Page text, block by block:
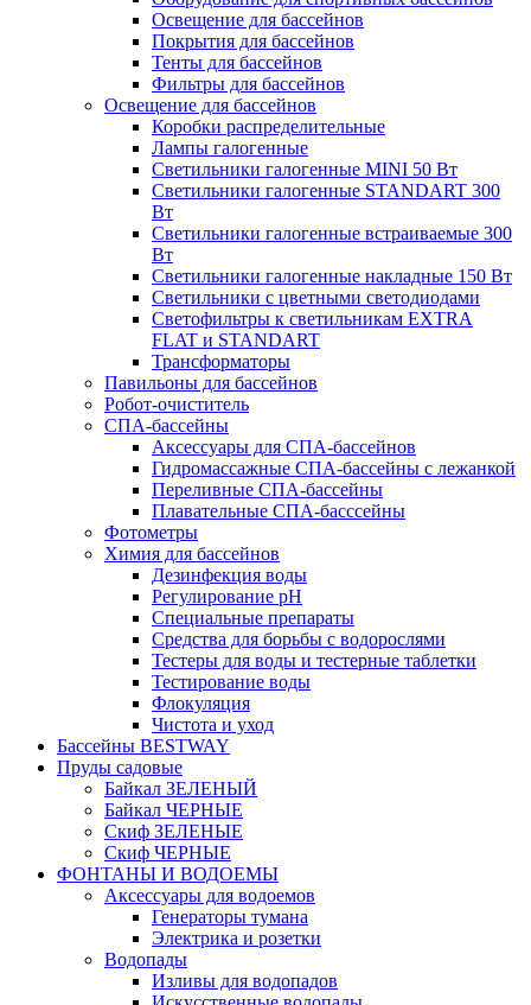
Освещение для бассейнов
Покрытия для бассейнов
Тенты для бассейнов
Фильтры для бассейнов
Освещение для бассейнов
Коробки распределительные
Лампы галогенные
Светильники галогенные MINI 50 Вт
Светильники галогенные STANDART 300
Вт
Светильники галогенные встраиваемые 300
Вт
Светильники галогенные накладные 150 Вт
Светильники с цветными светодиодами
Светофильтры к светильникам EXTRA
FLAT и STANDART
Трансформаторы
Павильоны для бассейнов
Робот-очиститель
СПА-бассейны
Аксессуары для СПА-бассейнов
Гидромассажные СПА-бассейны с лежанкой
Переливные СПА-бассейны
Плавательные СПА-басссейны
Фотометры
Химия для бассейнов
Дезинфекция воды
Регулирование pH
Специальные препараты
Средства для борьбы с водорослями
Тестеры для воды и тестерные таблетки
Тестирование воды
Флокуляция
Чистота и уход
Бассейны BESTWAY
Пруды садовые
Байкал ЗЕЛЕНЫЙ
Байкал ЧЕРНЫЕ
Скиф ЗЕЛЕНЫЕ
Скиф ЧЕРНЫЕ
ФОНТАНЫ И ВОДОЕМЫ
Аксессуары для водоемов
Генераторы тумана
Электрика и розетки
Водопады
Изливы для водопадов